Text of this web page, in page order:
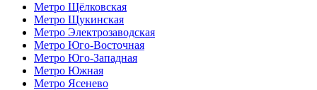
Метро Щёлковская
Метро Щукинская
Метро Электрозаводская
Метро Юго-Восточная
Метро Юго-Западная
Метро Южная
Метро Ясенево